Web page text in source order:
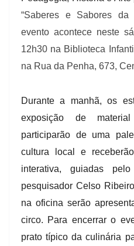
“Saberes e Sabores da
evento acontece neste
12h30 na Biblioteca
na Rua da Penha, 673,
Durante a manhã, os
exposição de
participarão de uma
cultura local e
interativa, guiadas
pesquisador Celso
na oficina serão
circo. Para encerrar o
prato típico da culinária